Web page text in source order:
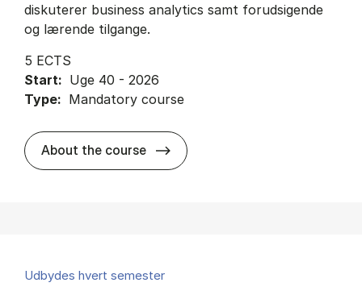
diskuterer business analytics samt forudsigende
og lærende tilgange.
5 ECTS
Start: Uge 40 - 2026
Type: Mandatory course
About the course about
Udbydes hvert semester